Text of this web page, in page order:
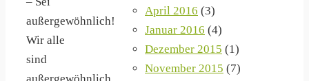
außergewöhnlich!
Wir alle
sind
April 2016 (3)
Januar 2016 (4)
Dezember 2015 (1)
November 2015 (7)